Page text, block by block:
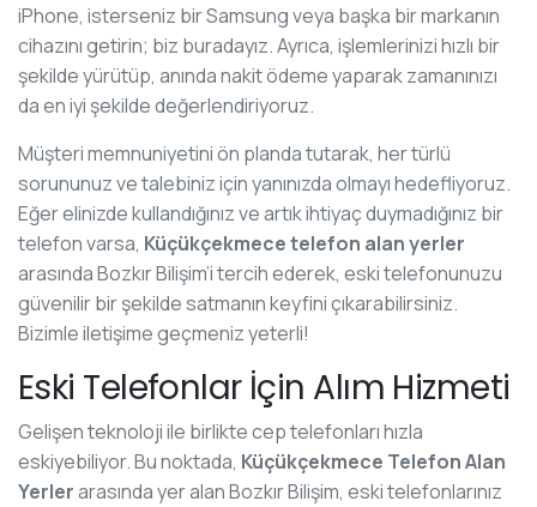
iPhone, isterseniz bir Samsung veya başka bir markanın
cihazını getirin; biz buradayız. Ayrıca, işlemlerinizi hızlı bir
şekilde yürütüp, anında nakit ödeme yaparak zamanınızı
da en iyi şekilde değerlendiriyoruz.
Müşteri memnuniyetini ön planda tutarak, her türlü
sorununuz ve talebiniz için yanınızda olmayı hedefliyoruz.
Eğer elinizde kullandığınız ve artık ihtiyaç duymadığınız bir
telefon varsa, Küçükçekmece telefon alan yerler
arasında Bozkır Bilişim’i tercih ederek, eski telefonunuzu
güvenilir bir şekilde satmanın keyfini çıkarabilirsiniz.
Bizimle iletişime geçmeniz yeterli!
Eski Telefonlar İçin Alım Hizmeti
Gelişen teknoloji ile birlikte cep telefonları hızla
eskiyebiliyor. Bu noktada, Küçükçekmece Telefon Alan
Yerlerarasında yer alan Bozkır Bilişim, eski telefonlarınız